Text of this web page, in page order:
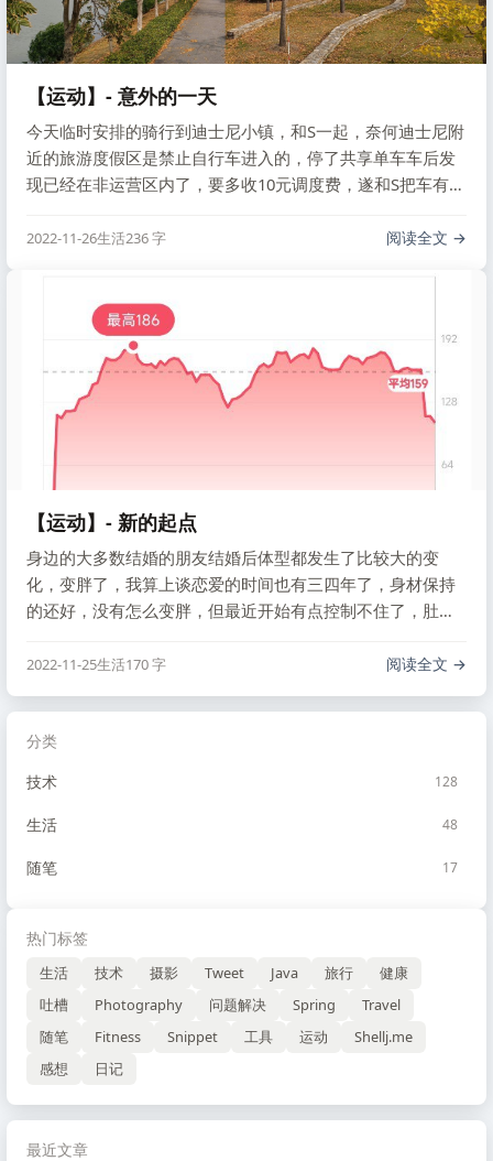
分类
技术
128
生活 48
随笔 17
热门标签
生活 技术 摄影 Tweet Java 旅行
健康
吐槽
Photography 问题解决 Spring
Travel
随笔
Fitness Snippet 工具 运动
Shellj.me
感想
日记
【运动】- 意外的一天
今天临时安排的骑行到迪士尼小镇，和S一起，奈何迪士尼附
近的旅游度假区是禁止自行车进入的，停了共享单车车后发
现已经在非运营区内了，要多收10元调度费，遂和S把车有骑
部分，中间和S也闹了一些矛盾，不愉快的体验。
2022-11-26生活236 字 阅读全文
【运动】- 新的起点
身边的大多数结婚的朋友结婚后体型都发生了比较大的变
化，变胖了，我算上谈恋爱的时间也有三四年了，身材保持
的还好，没有怎么变胖，但最近开始有点控制不住了，肚子
题来记录我的一些运动记录。
2022-11-25生活170 字 阅读全文
最近文章